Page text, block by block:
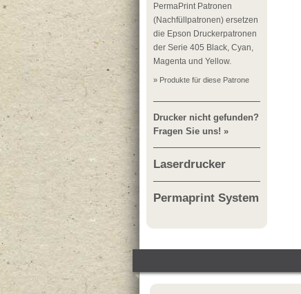
PermaPrint Patronen
(Nachfüllpatronen) ersetzen
die Epson Druckerpatronen
der Serie 405 Black, Cyan,
Magenta und Yellow.
» Produkte für diese Patrone
Drucker nicht gefunden?
Fragen Sie uns! »
Laserdrucker
Permaprint System